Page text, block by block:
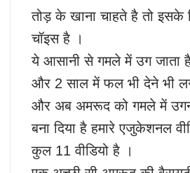
तोड़ के खाना चाहते है तो
चॉइस है ।
ये आसानी से गमले में उग जाता
और 2 साल में फल भी देने भी
और अब अमरूद को गमले में
बना दिया है हमारे एजुकेशनल
कुल 11 वीडियो है ।